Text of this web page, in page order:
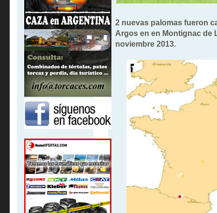
2 nuevas palomas fueron
Argos en en Montignac de
noviembre 2013.